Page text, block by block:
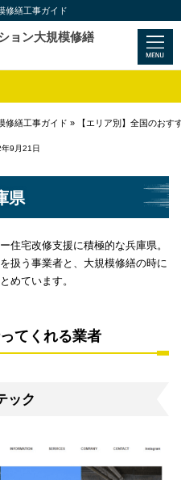
修繕工事ガイド
ョン大規模修繕
修繕工事ガイド » 【エリア別】全国のおす
9月21日
県
住宅改修支援に積極的な兵庫県。
扱う事業者と、大規模修繕の時に
めています。
てくれる業者
ック